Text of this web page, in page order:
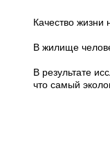
Качество жизни
В жилище
В результате
что самый